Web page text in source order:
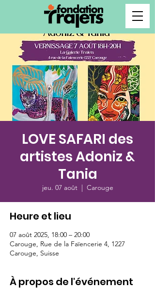
LOVE SAFARI des
artistes Adoniz &
Tania
jeu. 07 août
  |
Carouge
Heure et lieu
07 août 2025, 18:00 – 20:00
Carouge, Rue de la Faïencerie 4, 1227
Carouge, Suisse
À propos de l'événement